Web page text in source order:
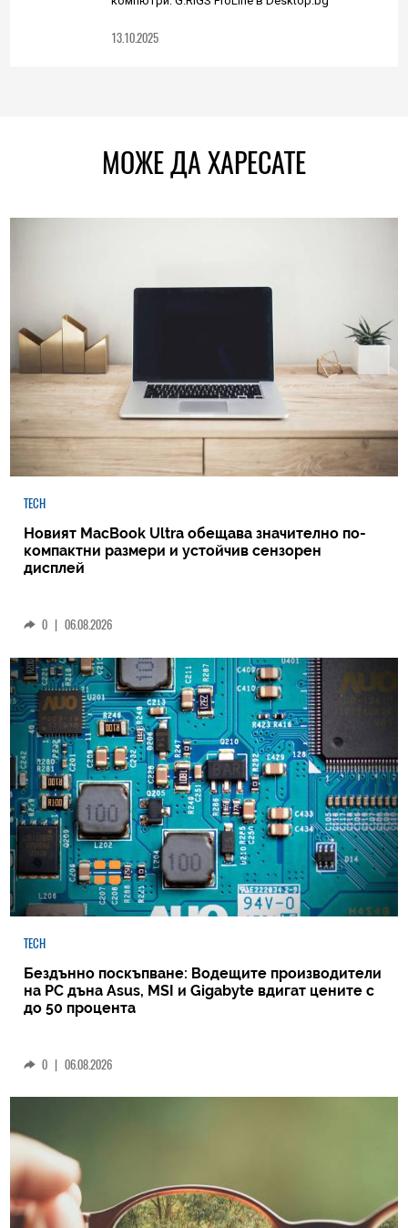
13.10.2025
МОЖЕ ДА ХАРЕСАТЕ
TECH
Новият MacBook Ultra обещава значително по-
компактни размери и устойчив сензорен
дисплей
0 | 06.08.2026
TECH
Бездънно поскъпване: Водещите производители
на РС дъна Asus, MSI и Gigabyte вдигат цените с
до 50 процента
0 | 06.08.2026